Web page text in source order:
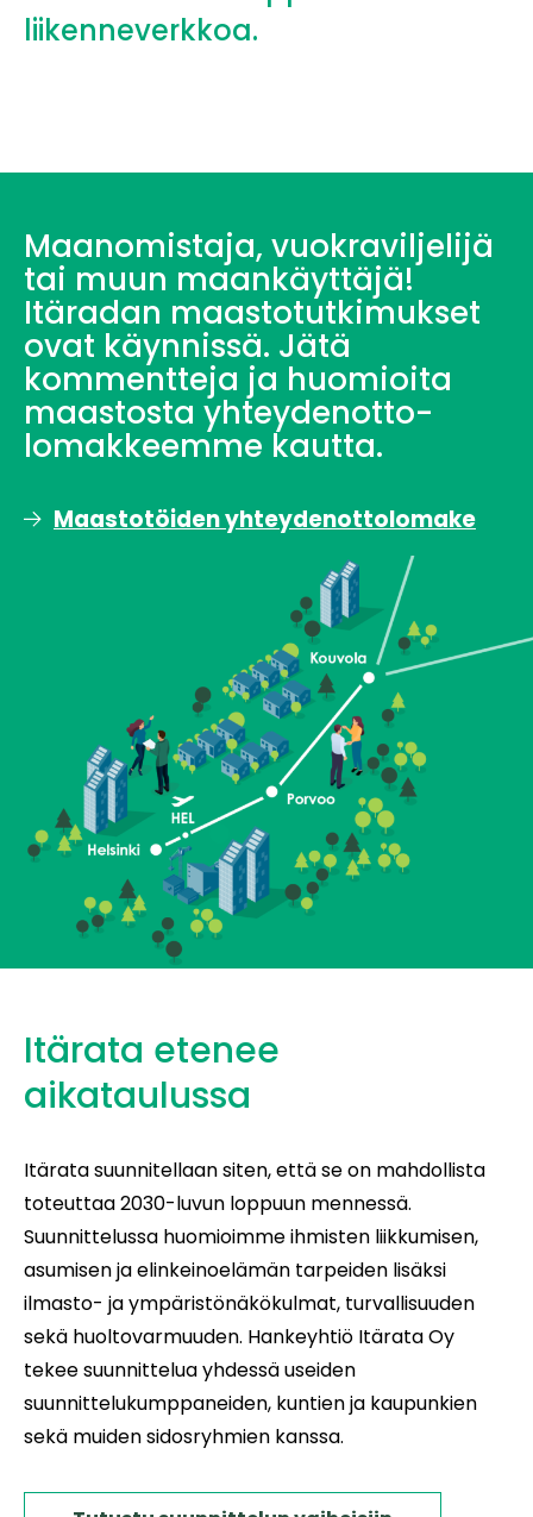
liikenneverkkoa.
Maanomistaja, vuokraviljelijä
tai muun maankäyttäjä!
Itäradan maastotutkimukset
ovat käynnissä. Jätä
kommentteja ja huomioita
maastosta yhteydenotto-
lomakkeemme kautta.
Maastotöiden yhteydenottolomake
Itärata etenee
aikataulussa
Itärata suunnitellaan siten, että se on mahdollista
toteuttaa 2030-luvun loppuun mennessä.
Suunnittelussa huomioimme ihmisten liikkumisen,
asumisen ja elinkeinoelämän tarpeiden lisäksi
ilmasto- ja ympäristönäkökulmat, turvallisuuden
sekä huoltovarmuuden. Hankeyhtiö Itärata Oy
tekee suunnittelua yhdessä useiden
suunnittelukumppaneiden, kuntien ja kaupunkien
sekä muiden sidosryhmien kanssa.